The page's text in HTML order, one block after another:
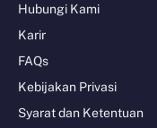
Hubungi Kami
Karir
FAQs
Kebijakan Privasi
Syarat dan Ketentuan